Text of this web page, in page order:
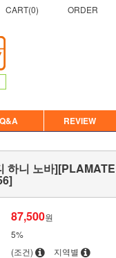
CART(0) ORDER
Q&A REVIEW
하니 노바][PLAMATE
87,500원
5%
(조건) 지역별